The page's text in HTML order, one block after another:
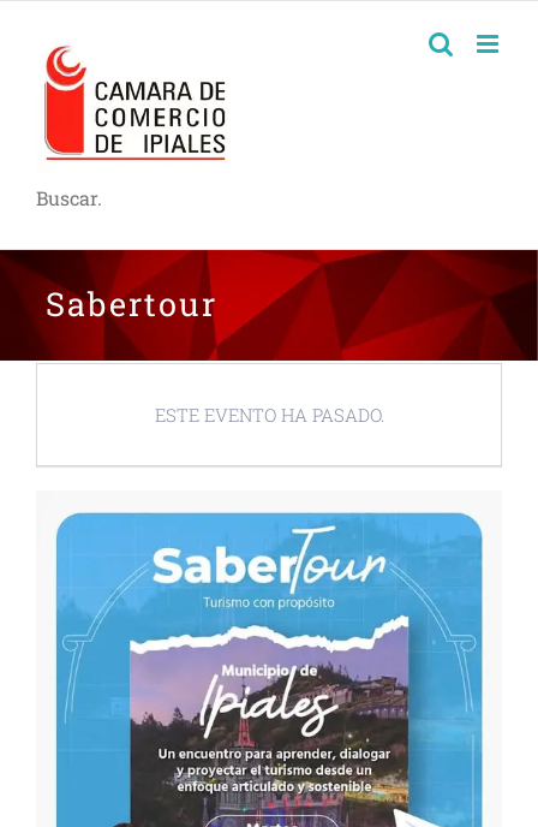
Buscar.
Sabertour
ESTE EVENTO HA PASADO.